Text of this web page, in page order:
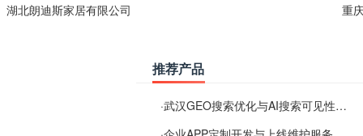
湖北朗迪斯家居有限公司
重
推荐产品
·武汉GEO搜索优化与AI搜索可见性服务